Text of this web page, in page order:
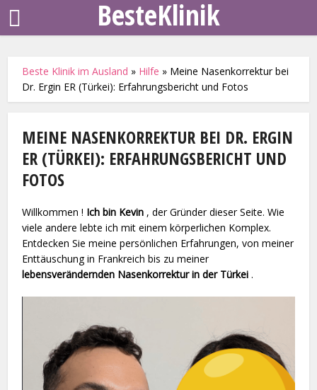
BesteKlinik
Beste Klinik im Ausland » Hilfe » Meine Nasenkorrektur bei
Dr. Ergin ER (Türkei): Erfahrungsbericht und Fotos
MEINE NASENKORREKTUR BEI DR. ERGIN
ER (TÜRKEI): ERFAHRUNGSBERICHT UND
FOTOS
Willkommen ! Ich bin Kevin , der Gründer dieser Seite. Wie
viele andere lebte ich mit einem körperlichen Komplex.
Entdecken Sie meine persönlichen Erfahrungen, von meiner
Enttäuschung in Frankreich bis zu meiner
lebensverändernden Nasenkorrektur in der Türkei.